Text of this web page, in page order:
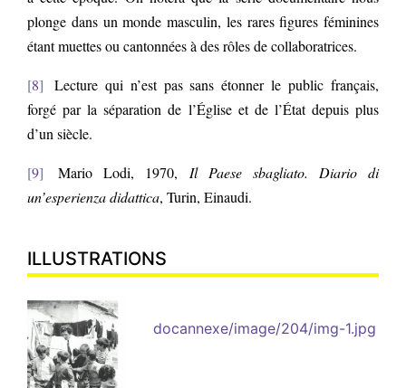
plonge dans un monde masculin, les rares figures féminines
étant muettes ou cantonnées à des rôles de collaboratrices.
8
Lecture qui n’est pas sans étonner le public français,
forgé par la séparation de l’Église et de l’État depuis plus
d’un siècle.
9 Mario Lodi, 1970, Il Paese sbagliato. Diario di
un’esperienza didattica, Turin, Einaudi.
ILLUSTRATIONS
docannexe/image/204/img-1.jpg